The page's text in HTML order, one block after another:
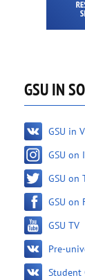
GSU IN
GSU in
GSU on
GSU on
GSU on
GSU TV
Pre-
Student